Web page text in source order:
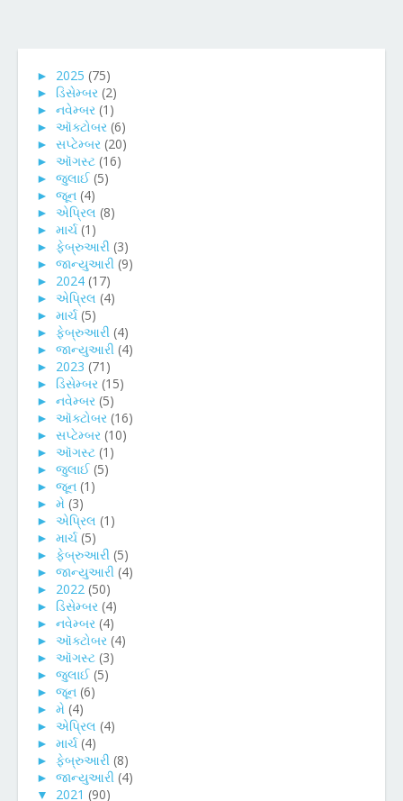
► 2025 (75)
► ડિસેમ્બર (2)
► નવેમ્બર (1)
► ઑક્ટોબર (6)
► સપ્ટેમ્બર (20)
► ઑગસ્ટ (16)
► જુલાઈ (5)
► જૂન (4)
► એપ્રિલ (8)
► માર્ચ (1)
► ફેબ્રુઆરી (3)
► જાન્યુઆરી (9)
► 2024 (17)
► એપ્રિલ (4)
► માર્ચ (5)
► ફેબ્રુઆરી (4)
► જાન્યુઆરી (4)
► 2023 (71)
► ડિસેમ્બર (15)
► નવેમ્બર (5)
► ઑક્ટોબર (16)
► સપ્ટેમ્બર (10)
► ઑગસ્ટ (1)
► જુલાઈ (5)
► જૂન (1)
► મે (3)
► એપ્રિલ (1)
► માર્ચ (5)
► ફેબ્રુઆરી (5)
► જાન્યુઆરી (4)
► 2022 (50)
► ડિસેમ્બર (4)
► નવેમ્બર (4)
► ઑક્ટોબર (4)
► ઑગસ્ટ (3)
► જુલાઈ (5)
► જૂન (6)
► મે (4)
► એપ્રિલ (4)
► માર્ચ (4)
► ફેબ્રુઆરી (8)
► જાન્યુઆરી (4)
▼
2021 (90)